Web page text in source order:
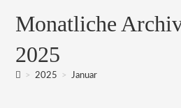
Monatliche
2025
> 2025 > Januar